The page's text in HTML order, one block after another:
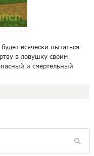
всячески пытаться
в ловушку своим
и смертельный